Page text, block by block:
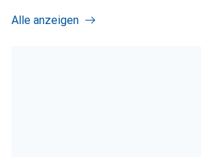
Alle anzeigen